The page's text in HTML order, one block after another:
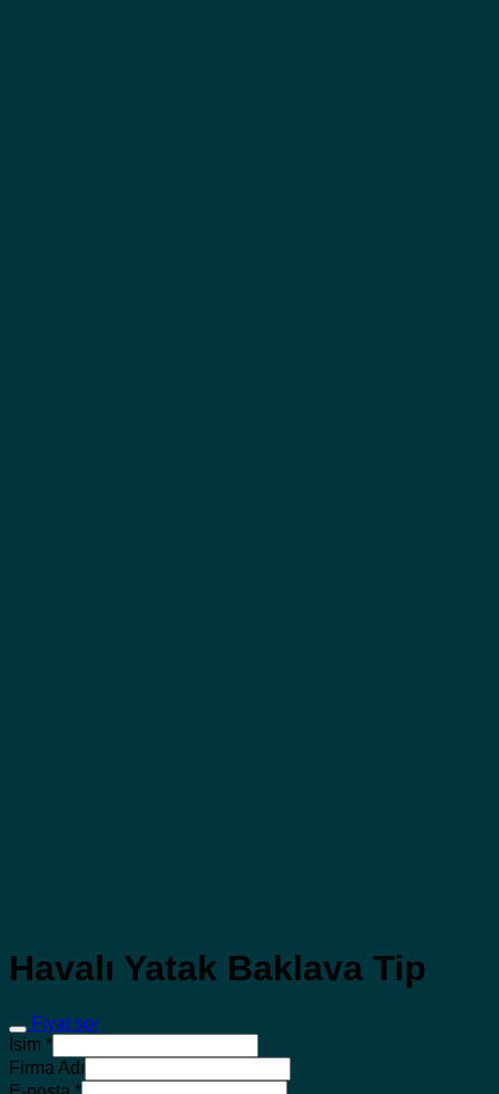
Havalı Yatak Baklava Tip
Fiyat sor
İsim *
Firma Adı